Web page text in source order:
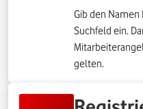
Gib den
Suchfeld ein.
gelten.